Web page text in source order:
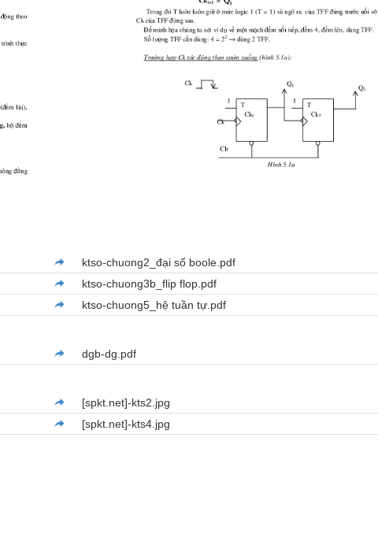
ktso-chuong2_đại số boole.pdf
ktso-chuong3b_flip flop.pdf
ktso-chuong5_hệ tuần tự.pdf
dgb-dg.pdf
[spkt.net]-kts2.jpg
[spkt.net]-kts4.jpg